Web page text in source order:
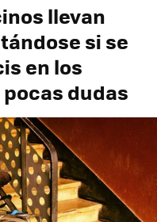
llevan
si se
en los
dudas